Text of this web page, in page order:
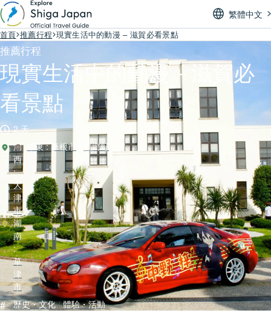
繁體中文
首頁 推薦行程 現實生活中的動漫 – 滋賀必看景點
推薦行程
現實生活中的動漫 – 滋賀必
看景點
2 天
湖
西
:
大
津
市
湖東:彥根市 豐鄉町
湖
南
:
草
津
市
# 歷史・文化 / 體驗・活動